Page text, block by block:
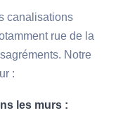
canalisations
rue de la
Notre
:
les murs :